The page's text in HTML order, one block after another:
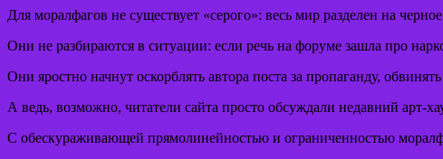
Для моралфагов не существует «серого»: весь мир разделен на
Они не разбираются в ситуации: если речь на форуме зашла про
Они яростно начнут оскорблять автора поста за пропаганду,
А ведь, возможно, читатели сайта просто обсуждали недавний арт-
С обескураживающей прямолинейностью и ограниченностью